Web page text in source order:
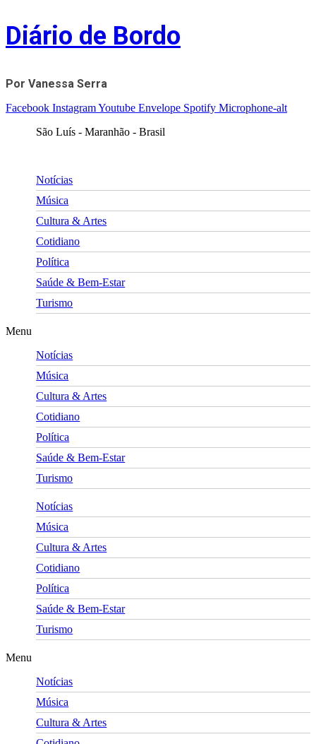
Skip
to
content
Diário de Bordo
Por Vanessa Serra
Facebook InstagramYoutube Envelope Spotify Microphone-alt
São Luís - Maranhão - Brasil
Notícias
Música
Cultura & Artes
Cotidiano
Política
Saúde & Bem-Estar
Turismo
Menu
Notícias
Música
Cultura & Artes
Cotidiano
Política
Saúde & Bem-Estar
Turismo
Notícias
Música
Cultura & Artes
Cotidiano
Política
Saúde & Bem-Estar
Turismo
Menu
Notícias
Música
Cultura & Artes